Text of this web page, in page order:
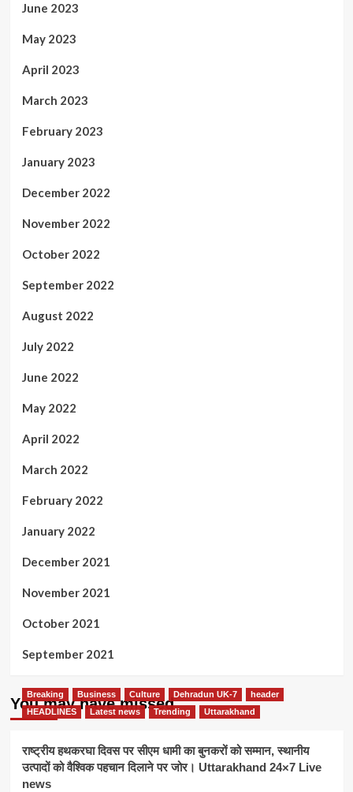
June 2023
May 2023
April 2023
March 2023
February 2023
January 2023
December 2022
November 2022
October 2022
September 2022
August 2022
July 2022
June 2022
May 2022
April 2022
March 2022
February 2022
January 2022
December 2021
November 2021
October 2021
September 2021
You may have missed
Breaking Business Culture Dehradun UK-7
header
HEADLINES
Latest news Trending Uttarakhand
राष्ट्रीय हथकरघा दिवस पर सीएम धामी का बुनकरों को सम्मान, स्थानीय
उत्पादों को वैश्विक पहचान दिलाने पर जोर। Uttarakhand 24×7 Live
news